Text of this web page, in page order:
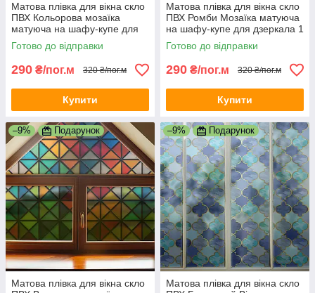
Матова плівка для вікна скло
ПВХ Кольорова мозаїка
матуюча на шафу-купе для
дзеркала 1 пог.м 1000х1000
мм
Готово до відправки
290 ₴/пог.м 320 ₴/пог.м
Купити
Матова плівка для вікна скло
ПВХ Ромби Мозаїка матуюча
на шафу-купе для дзеркала 1
пог.м 1000х1000 мм
Готово до відправки
290 ₴/пог.м 320 ₴/пог.м
Купити
–9% Подарунок
Матова плівка для вікна скло
–9% Подарунок
Матова плівка для вікна скло